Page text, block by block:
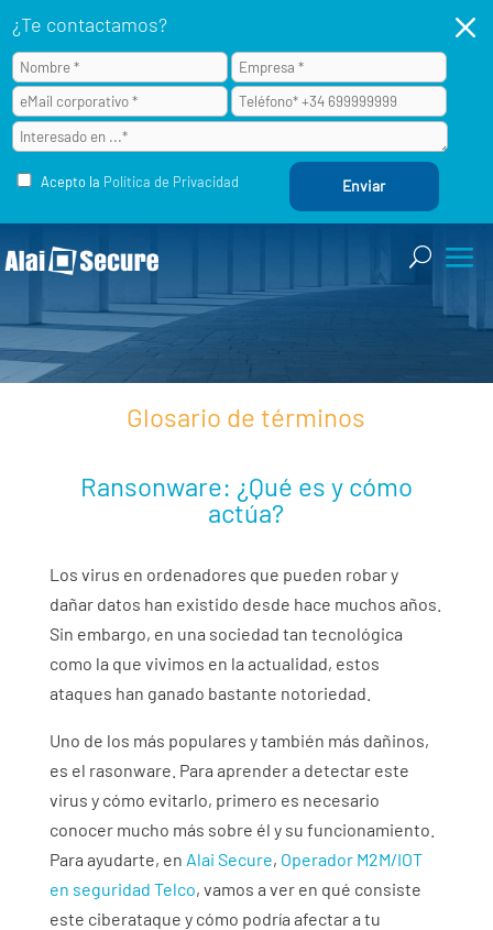
¿Te contactamos?
Acepto la Política de Privacidad
M
Glosario de términos
Ransonware: ¿Qué es y cómo
actúa?
Los virus en ordenadores que pueden robar y
dañar datos han existido desde hace muchos años.
Sin embargo, en una sociedad tan tecnológica
como la que vivimos en la actualidad, estos
ataques han ganado bastante notoriedad.
Uno de los más populares y también más dañinos,
es el rasonware. Para aprender a detectar este
virus y cómo evitarlo, primero es necesario
conocer mucho más sobre él y su funcionamiento.
Para ayudarte, en Alai Secure, Operador M2M/IOT
en seguridad Telco, vamos a ver en qué consiste
este ciberataque y cómo podría afectar a tu